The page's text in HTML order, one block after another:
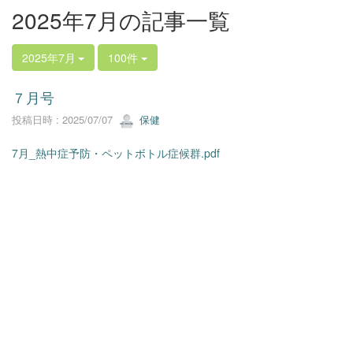
2025年7月の記事一覧
2025年7月 100件
７月号
投稿日時 : 2025/07/07 保健
7月_熱中症予防・ペットボトル症候群.pdf